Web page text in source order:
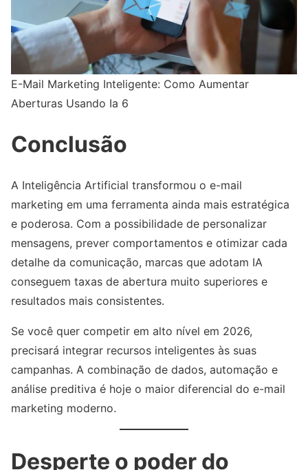
E-Mail Marketing Inteligente: Como Aumentar
Aberturas Usando Ia 6
Conclusão
A Inteligência Artificial transformou o e-mail
marketing em uma ferramenta ainda mais estratégica
e poderosa. Com a possibilidade de personalizar
mensagens, prever comportamentos e otimizar cada
detalhe da comunicação, marcas que adotam IA
conseguem taxas de abertura muito superiores e
resultados mais consistentes.
Se você quer competir em alto nível em 2026,
precisará integrar recursos inteligentes às suas
campanhas. A combinação de dados, automação e
análise preditiva é hoje o maior diferencial do e-mail
marketing moderno.
Desperte o poder do